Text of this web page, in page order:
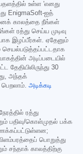
உள்ள 'எனது
EnigmaSoft-ஐத்
காலத்தை நீங்கள்
ரத்து செய்ய முடிவு
இழப்பீர்கள். ஏதேனும்
அடிப்படையில்
30
அந்தக்
அடிக்கடி
ரத்து
பதிவு/கொள்முதல் பக்க
பொறுத்து
சந்தாக் காலத்திற்கு